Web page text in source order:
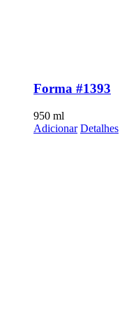
Forma #1393
950 ml
Adicionar Detalhes